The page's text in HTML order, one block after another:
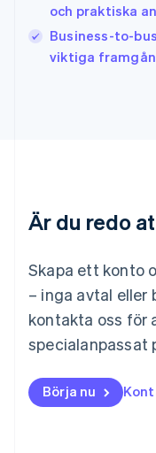
och praktiska
Business-to-
viktiga
Är du redo
Skapa ett konto
– inga avtal eller
kontakta oss för
Börja nu